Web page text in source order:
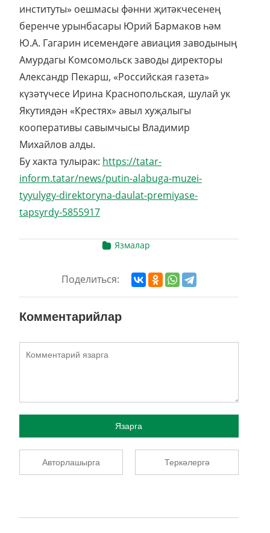
институты» оешмасы фәнни җитәкчесенең
беренче урынбасары Юрий Бармаков һәм
Ю.А. Гагарин исемендәге авиация заводының
Амурдагы Комсомольск заводы директоры
Александр Пекарш, «Российская газета»
күзәтүчесе Ирина Краснопольская, шулай ук
Якутиядән «Крестях» авыл хуҗалыгы
кооперативы савымчысы Владимир
Михайлов алды.
Бу хакта тулырак: https://tatar-
inform.tatar/news/putin-alabuga-muzei-
tyyulygy-direktoryna-daulat-premiyase-
tapsyrdy-5855917
Язмалар
Поделиться:
Комментарийлар
Язарга
Авторлашырга Теркәлергә